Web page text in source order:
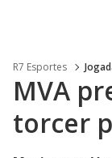
R7 Esportes
MVA
torcer